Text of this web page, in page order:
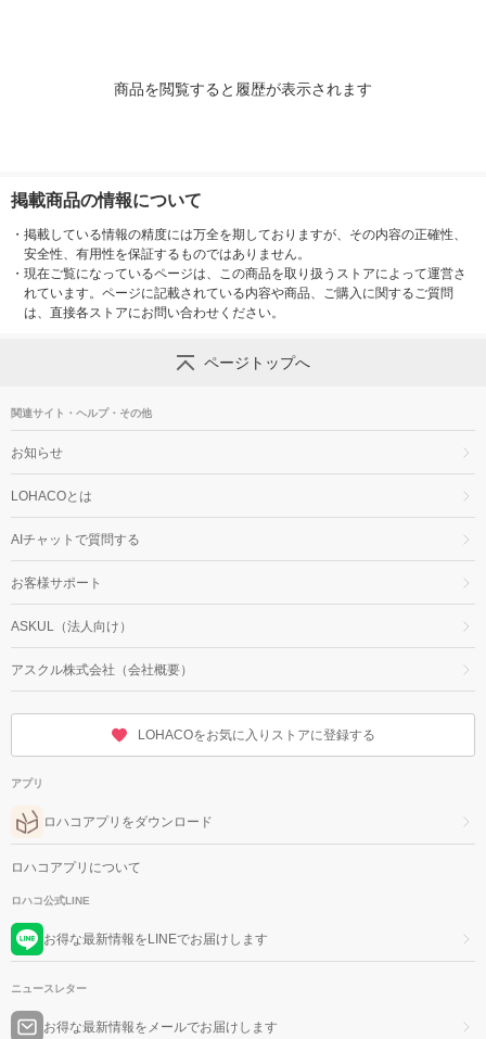
商品を閲覧すると履歴が表示されます
掲載商品の情報について
・ 掲載している情報の精度には万全を期しておりますが、その内容の正確性、
安全性、有用性を保証するものではありません。
・ 現在ご覧になっているページは、この商品を取り扱うストアによって運営さ
れています。ページに記載されている内容や商品、ご購入に関するご質問
は、直接各ストアにお問い合わせください。
ページトップへ
関連サイト・ヘルプ・その他
お知らせ
LOHACOとは
AIチャットで質問する
お客様サポート
ASKUL（法人向け）
アスクル株式会社（会社概要）
LOHACOをお気に入りストアに登録する
アプリ
ロハコアプリをダウンロード
ロハコアプリについて
ロハコ公式LINE
お得な最新情報をLINEでお届けします
ニュースレター
お得な最新情報をメールでお届けします